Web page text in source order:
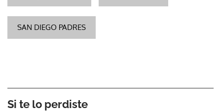
SAN DIEGO PADRES
Si te lo perdiste